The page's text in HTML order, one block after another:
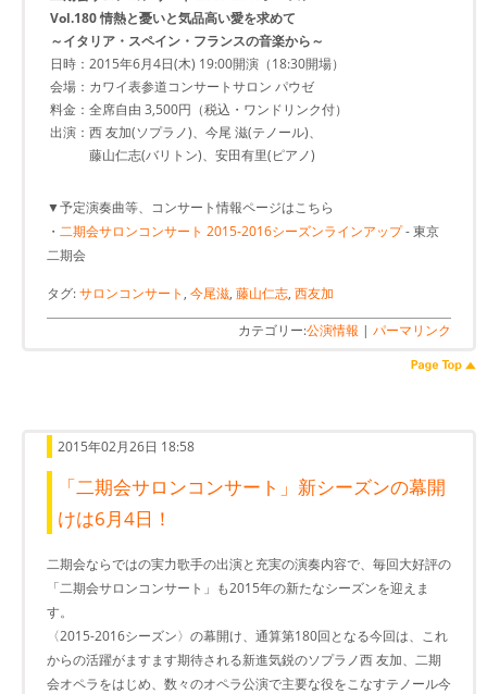
Vol.180 情熱と憂いと気品高い愛を求めて
～イタリア・スペイン・フランスの音楽から～
日時：2015年6月4日(木) 19:00開演（18:30開場）
会場：カワイ表参道コンサートサロン パウゼ
料金：全席自由 3,500円（税込・ワンドリンク付）
出演：西 友加(ソプラノ)、今尾 滋(テノール)、
藤山仁志(バリトン)、安田有里(ピアノ)
▼予定演奏曲等、コンサート情報ページはこちら
・ 二期会サロンコンサート 2015-2016シーズンラインアップ- 東京
二期会
タグ:サロンコンサート , 今尾滋, 藤山仁志, 西友加
カテゴリー:公演情報 | パーマリンク
2015年02月26日 18:58
「二期会サロンコンサート」新シーズンの幕開
けは6月4日！
二期会ならではの実力歌手の出演と充実の演奏内容で、毎回大好評の
「二期会サロンコンサート」も2015年の新たなシーズンを迎えま
す。
〈2015-2016シーズン〉の幕開け、通算第180回となる今回は、これ
からの活躍がますます期待される新進気鋭のソプラノ西 友加、二期
会オペラをはじめ、数々のオペラ公演で主要な役をこなすテノール今